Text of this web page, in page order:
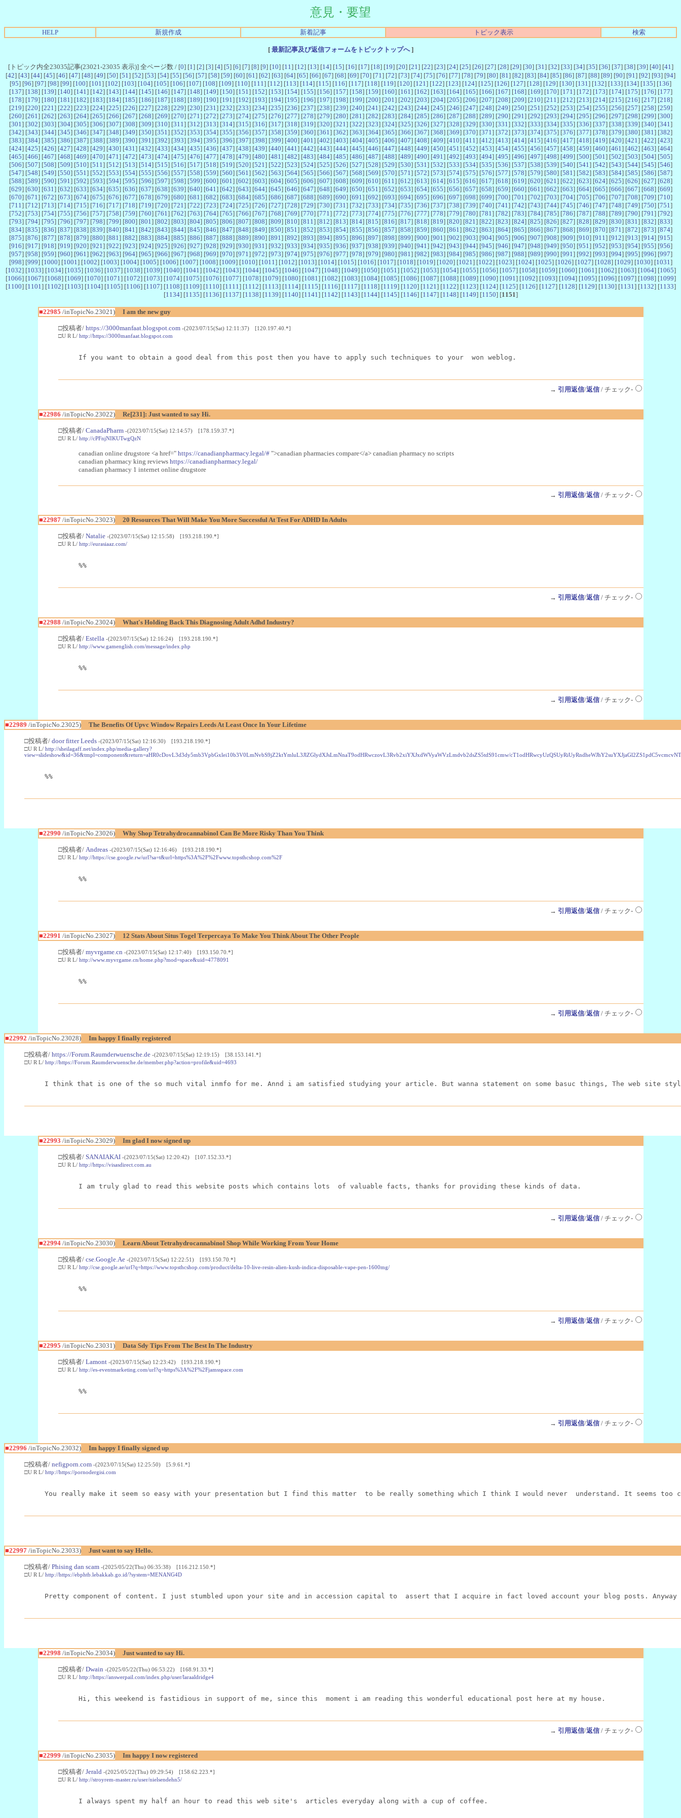
意見・要望
HELP 新規作成 新着記事 トピック表示 検索
[最新記事及び返信フォームをトピックトップへ]
[トピック内全23035記事(23021-23035 表示)] 全ページ数 / [0] [1 ] [2] [3] [4] [5] [6] [7] [8] [9] [10] [11 ] [12] [13] [14] [15] [16] [17] [18] [19] [20] [21 ] [22] [23] [24] [25] [26] [27] [28] [29] [30] [31 ] [32] [33] [34] [35] [36] [37] [38] [39] [40] [41 ]
[42] [43] [44] [45] [46] [47] [48] [49] [50] [51 ] [52] [53] [54] [55] [56] [57] [58] [59] [60] [61 ] [62] [63] [64] [65] [66] [67] [68] [69] [70] [71 ] [72] [73] [74] [75] [76] [77] [78] [79] [80] [81 ] [82] [83] [84] [85] [86] [87] [88] [89] [90] [91 ] [92] [93] [94]
[95] [96] [97] [98] [99] [100] [101 ] [102] [103] [104] [105] [106] [107] [108] [109] [110] [111 ] [112] [113] [114] [115] [116] [117] [118] [119] [120] [121 ] [122] [123] [124] [125] [126] [127] [128] [129] [130] [131 ] [132] [133] [134] [135] [136]
[137] [138] [139] [140] [141 ] [142] [143] [144] [145] [146] [147] [148] [149] [150] [151 ] [152] [153] [154] [155] [156] [157] [158] [159] [160] [161 ] [162] [163] [164] [165] [166] [167] [168] [169] [170] [171 ] [172] [173] [174] [175] [176] [177]
[178] [179] [180] [181 ] [182] [183] [184] [185] [186] [187] [188] [189] [190] [191 ] [192] [193] [194] [195] [196] [197] [198] [199] [200] [201 ] [202] [203] [204] [205] [206] [207] [208] [209] [210] [211 ] [212] [213] [214] [215] [216] [217] [218]
[219] [220] [221 ] [222] [223] [224] [225] [226] [227] [228] [229] [230] [231 ] [232] [233] [234] [235] [236] [237] [238] [239] [240] [241 ] [242] [243] [244] [245] [246] [247] [248] [249] [250] [251 ] [252] [253] [254] [255] [256] [257] [258] [259]
[260] [261 ] [262] [263] [264] [265] [266] [267] [268] [269] [270] [271 ] [272] [273] [274] [275] [276] [277] [278] [279] [280] [281 ] [282] [283] [284] [285] [286] [287] [288] [289] [290] [291 ] [292] [293] [294] [295] [296] [297] [298] [299] [300]
[301 ] [302] [303] [304] [305] [306] [307] [308] [309] [310] [311 ] [312] [313] [314] [315] [316] [317] [318] [319] [320] [321 ] [322] [323] [324] [325] [326] [327] [328] [329] [330] [331 ] [332] [333] [334] [335] [336] [337] [338] [339] [340] [341 ]
[342] [343] [344] [345] [346] [347] [348] [349] [350] [351 ] [352] [353] [354] [355] [356] [357] [358] [359] [360] [361 ] [362] [363] [364] [365] [366] [367] [368] [369] [370] [371 ] [372] [373] [374] [375] [376] [377] [378] [379] [380] [381 ] [382]
[383] [384] [385] [386] [387] [388] [389] [390] [391 ] [392] [393] [394] [395] [396] [397] [398] [399] [400] [401 ] [402] [403] [404] [405] [406] [407] [408] [409] [410] [411 ] [412] [413] [414] [415] [416] [417] [418] [419] [420] [421 ] [422] [423]
[424] [425] [426] [427] [428] [429] [430] [431 ] [432] [433] [434] [435] [436] [437] [438] [439] [440] [441 ] [442] [443] [444] [445] [446] [447] [448] [449] [450] [451 ] [452] [453] [454] [455] [456] [457] [458] [459] [460] [461 ] [462] [463] [464]
[465] [466] [467] [468] [469] [470] [471 ] [472] [473] [474] [475] [476] [477] [478] [479] [480] [481 ] [482] [483] [484] [485] [486] [487] [488] [489] [490] [491 ] [492] [493] [494] [495] [496] [497] [498] [499] [500] [501 ] [502] [503] [504] [505]
[506] [507] [508] [509] [510] [511 ] [512] [513] [514] [515] [516] [517] [518] [519] [520] [521 ] [522] [523] [524] [525] [526] [527] [528] [529] [530] [531 ] [532] [533] [534] [535] [536] [537] [538] [539] [540] [541 ] [542] [543] [544] [545] [546]
[547] [548] [549] [550] [551 ] [552] [553] [554] [555] [556] [557] [558] [559] [560] [561 ] [562] [563] [564] [565] [566] [567] [568] [569] [570] [571 ] [572] [573] [574] [575] [576] [577] [578] [579] [580] [581 ] [582] [583] [584] [585] [586] [587]
[588] [589] [590] [591 ] [592] [593] [594] [595] [596] [597] [598] [599] [600] [601 ] [602] [603] [604] [605] [606] [607] [608] [609] [610] [611 ] [612] [613] [614] [615] [616] [617] [618] [619] [620] [621 ] [622] [623] [624] [625] [626] [627] [628]
[629] [630] [631 ] [632] [633] [634] [635] [636] [637] [638] [639] [640] [641 ] [642] [643] [644] [645] [646] [647] [648] [649] [650] [651 ] [652] [653] [654] [655] [656] [657] [658] [659] [660] [661 ] [662] [663] [664] [665] [666] [667] [668] [669]
[670] [671 ] [672] [673] [674] [675] [676] [677] [678] [679] [680] [681 ] [682] [683] [684] [685] [686] [687] [688] [689] [690] [691 ] [692] [693] [694] [695] [696] [697] [698] [699] [700] [701 ] [702] [703] [704] [705] [706] [707] [708] [709] [710]
[711 ] [712] [713] [714] [715] [716] [717] [718] [719] [720] [721 ] [722] [723] [724] [725] [726] [727] [728] [729] [730] [731 ] [732] [733] [734] [735] [736] [737] [738] [739] [740] [741 ] [742] [743] [744] [745] [746] [747] [748] [749] [750] [751 ]
[752] [753] [754] [755] [756] [757] [758] [759] [760] [761 ] [762] [763] [764] [765] [766] [767] [768] [769] [770] [771 ] [772] [773] [774] [775] [776] [777] [778] [779] [780] [781 ] [782] [783] [784] [785] [786] [787] [788] [789] [790] [791 ] [792]
[793] [794] [795] [796] [797] [798] [799] [800] [801 ] [802] [803] [804] [805] [806] [807] [808] [809] [810] [811 ] [812] [813] [814] [815] [816] [817] [818] [819] [820] [821 ] [822] [823] [824] [825] [826] [827] [828] [829] [830] [831 ] [832] [833]
[834] [835] [836] [837] [838] [839] [840] [841 ] [842] [843] [844] [845] [846] [847] [848] [849] [850] [851 ] [852] [853] [854] [855] [856] [857] [858] [859] [860] [861 ] [862] [863] [864] [865] [866] [867] [868] [869] [870] [871 ] [872] [873] [874]
[875] [876] [877] [878] [879] [880] [881 ] [882] [883] [884] [885] [886] [887] [888] [889] [890] [891 ] [892] [893] [894] [895] [896] [897] [898] [899] [900] [901 ] [902] [903] [904] [905] [906] [907] [908] [909] [910] [911 ] [912] [913] [914] [915]
[916] [917] [918] [919] [920] [921 ] [922] [923] [924] [925] [926] [927] [928] [929] [930] [931 ] [932] [933] [934] [935] [936] [937] [938] [939] [940] [941 ] [942] [943] [944] [945] [946] [947] [948] [949] [950] [951 ] [952] [953] [954] [955] [956]
[957] [958] [959] [960] [961 ] [962] [963] [964] [965] [966] [967] [968] [969] [970] [971 ] [972] [973] [974] [975] [976] [977] [978] [979] [980] [981 ] [982] [983] [984] [985] [986] [987] [988] [989] [990] [991 ] [992] [993] [994] [995] [996] [997]
[998] [999] [1000] [1001 ] [1002] [1003] [1004] [1005] [1006] [1007] [1008] [1009] [1010] [1011 ] [1012] [1013] [1014] [1015] [1016] [1017] [1018] [1019] [1020] [1021 ] [1022] [1023] [1024] [1025] [1026] [1027] [1028] [1029] [1030] [1031 ]
[1032] [1033] [1034] [1035] [1036] [1037] [1038] [1039] [1040] [1041 ] [1042] [1043] [1044] [1045] [1046] [1047] [1048] [1049] [1050] [1051 ] [1052] [1053] [1054] [1055] [1056] [1057] [1058] [1059] [1060] [1061 ] [1062] [1063] [1064] [1065]
[1066] [1067] [1068] [1069] [1070] [1071 ] [1072] [1073] [1074] [1075] [1076] [1077] [1078] [1079] [1080] [1081 ] [1082] [1083] [1084] [1085] [1086] [1087] [1088] [1089] [1090] [1091 ] [1092] [1093] [1094] [1095] [1096] [1097] [1098] [1099]
[1100] [1101 ] [1102] [1103] [1104] [1105] [1106] [1107] [1108] [1109] [1110] [1111 ] [1112] [1113] [1114] [1115] [1116] [1117] [1118] [1119] [1120] [1121 ] [1122] [1123] [1124] [1125] [1126] [1127] [1128] [1129] [1130] [1131 ] [1132] [1133]
[1134] [1135] [1136] [1137] [1138] [1139] [1140] [1141 ] [1142] [1143] [1144] [1145] [1146] [1147] [1148] [1149] [1150] [1151]
■22985 /inTopicNo.23021) I am the new guy
□投稿者/ https://3000manfaat.blogspot.com -(2023/07/15(Sat) 12:11:37) [120.197.40.*]
□U R L/ http://https://3000manfaat.blogspot.com
If you want to obtain a good deal from this post then you have to apply such techniques to your  won weblog.
→ 引用返信/返信/ チェック-
■22986 /inTopicNo.23022) Re[231]: Just wanted to say Hi.
□投稿者/ CanadaPharm -(2023/07/15(Sat) 12:14:57) [178.159.37.*]
□U R L/ http://cPFnjNIKUTwgQzN
canadian online drugstore <a href=" https://canadianpharmacy.legal/#">canadian pharmacies compare</a> canadian pharmacy no scripts
canadian pharmacy king reviews https://canadianpharmacy.legal/
canadian pharmacy 1 internet online drugstore
→ 引用返信/返信/ チェック-
■22987/inTopicNo.23023) 20 Resources That Will Make You More Successful At Test For ADHD In Adults
□投稿者/ Natalie -(2023/07/15(Sat) 12:15:58) [193.218.190.*]
□U R L/ http://eurasiaaz.com/
%%
→ 引用返信/返信/ チェック-
■22988 /inTopicNo.23024) What's Holding Back This Diagnosing Adult Adhd Industry?
□投稿者/ Estella -(2023/07/15(Sat) 12:16:24) [193.218.190.*]
□U R L/ http://www.gamenglish.com/message/index.php
%%
→ 引用返信/返信/ チェック-
■22989 /inTopicNo.23025) The Benefits Of Upvc Window Repairs Leeds At Least Once In Your Lifetime
□投稿者/ door fitter Leeds -(2023/07/15(Sat) 12:16:30) [193.218.190.*]
□U R L/ http://sheilagaff.net/index.php/media-gallery?
view=slideshow&id=36&tmpl=component&return=aHR0cDovL3d3dy5mb3VpbGxlei10b3V0LmNvbS9jZ2ktYmluL3JlZGlydXJsLmNnaT9odHRwczovL3Rvb2xiYXJxdWVyaWVzLmdvb2dsZS5tdS91cmw/
%%
■22990 /inTopicNo.23026) Why Shop Tetrahydrocannabinol Can Be More Risky Than You Think
□投稿者/ Andreas -(2023/07/15(Sat) 12:16:46) [193.218.190.*]
□U R L/ http://https://cse.google.rw/url?sa=t&url=https%3A%2F%2Fwww.topsthcshop.com%2F
%%
→ 引用返信/返信/ チェック-
■22991 /inTopicNo.23027) 12 Stats About Situs Togel Terpercaya To Make You Think About The Other People
□投稿者/ myvrgame.cn -(2023/07/15(Sat) 12:17:40) [193.150.70.*]
□U R L/ http://www.myvrgame.cn/home.php?mod=space&uid=4778091
%%
→ 引用返信/返信/ チェック-
■22992 /inTopicNo.23028) Im happy I finally registered
□投稿者/ https://Forum.Raumderwuensche.de -(2023/07/15(Sat) 12:19:15) [38.153.141.*]
□U R L/ http://https://Forum.Raumderwuensche.de/member.php?action=profile&uid=4693
I think that is one of the so much vital inmfo for me. Annd i am satisfied studying your article. But wanna statement on some basuc things, The web
■22993 /inTopicNo.23029) Im glad I now signed up
□投稿者/ SANAIAKAI -(2023/07/15(Sat) 12:20:42) [107.152.33.*]
□U R L/ http://https://visasdirect.com.au
I am truly glad to read this website posts which contains lots  of valuable facts, thanks for providing these kinds of data.
→ 引用返信/返信/ チェック-
■22994/inTopicNo.23030) Learn About Tetrahydrocannabinol Shop While Working From Your Home
□投稿者/ cse.Google.Ae -(2023/07/15(Sat) 12:22:51) [193.150.70.*]
□U R L/ http://cse.google.ae/url?q=https://www.topsthcshop.com/product/delta-10-live-resin-alien-kush-indica-disposable-vape-pen-1600mg/
%%
→ 引用返信/返信/ チェック-
■22995 /inTopicNo.23031) Data Sdy Tips From The Best In The Industry
□投稿者/ Lamont -(2023/07/15(Sat) 12:23:42) [193.218.190.*]
□U R L/ http://es-eventmarketing.com/url?q=https%3A%2F%2Fjamsspace.com
%%
→ 引用返信/返信/ チェック-
■22996 /inTopicNo.23032) Im happy I finally signed up
□投稿者/ nefigporn.com -(2023/07/15(Sat) 12:25:50) [5.9.61.*]
□U R L/ http://https://pornodergisi.com
You really make it seem so easy with your presentation but I find this matter  to be really something which I think I would never  understand. It seems
■22997 /inTopicNo.23033) Just want to say Hello.
□投稿者/ Phising dan scam -(2025/05/22(Thu) 06:35:38) [116.212.150.*]
□U R L/ http://https://ebphtb.lebakkab.go.id/?system=MENANG4D
Pretty component of content. I just stumbled upon your site and in accession capital to  assert that I acquire in fact loved account your blog posts.
■22998 /inTopicNo.23034) Just wanted to say Hi.
□投稿者/ Dwain -(2025/05/22(Thu) 06:53:22) [168.91.33.*]
□U R L/ http://https://answerpail.com/index.php/user/laraaldridge4
Hi, this weekend is fastidious in support of me, since this  moment i am reading this wonderful educational post here at my house.
→ 引用返信/返信/ チェック-
■22999 /inTopicNo.23035) Im happy I now registered
□投稿者/ Jerald -(2025/05/22(Thu) 09:29:54) [158.62.223.*]
□U R L/ http://stroyrem-master.ru/user/nielsendehn5/
I always spent my half an hour to read this web site's  articles everyday along with a cup of coffee.